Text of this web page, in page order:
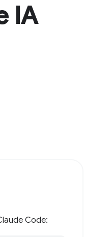
IA
Code: